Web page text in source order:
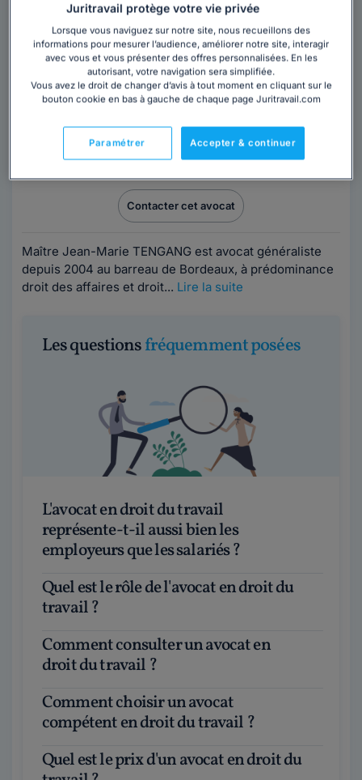
Maître Jean-Marie TENGANG
Gironde Bordeaux, 33000
Contacter cet avocat
Maître Jean-Marie TENGANG est avocat généraliste
depuis 2004 au barreau de Bordeaux, à prédominance
droit des affaires et droit... Lire la suite
Les questionsfréquemment posées
L'avocat en droit du travail
représente-t-il aussi bien les
employeurs que les salariés ?
Quel est le rôle de l'avocat en droit du
travail ?
Comment consulter un avocat en
droit du travail ?
Comment choisir un avocat
compétent en droit du travail ?
Quel est le prix d'un avocat en droit du
Juritravail protège votre vie privée
Lorsque vous naviguez sur notre site, nous recueillons des
informations pour mesurer l’audience, améliorer notre site, interagir
avec vous et vous présenter des offres personnalisées. En les
autorisant, votre navigation sera simplifiée.
Vous avez le droit de changer d’avis à tout moment en cliquant sur le
bouton cookie en bas à gauche de chaque page Juritravail.com
Accepter & continuer
Paramétrer